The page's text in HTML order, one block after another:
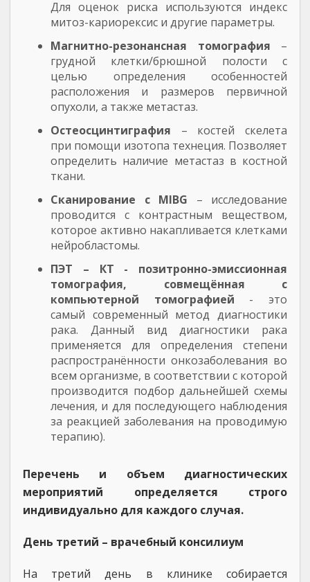
Для оценок риска используются индекс
митоз-кариорексис и другие параметры.
Магнитно-резонансная томография –
грудной клетки/брюшной полости с
целью определения особенностей
расположения и размеров первичной
опухоли, а также метастаз.
Остеосцинтиграфия – костей скелета
при помощи изотопа технеция. Позволяет
определить наличие метастаз в костной
ткани.
Сканирование с MIBG – исследование
проводится с контрастным веществом,
которое активно накапливается клетками
нейробластомы.
ПЭТ – КТ - позитронно-эмиссионная
томография, совмещённая с
компьютерной томографией - это
самый современный метод диагностики
рака. Данный вид диагностики рака
применяется для определения степени
распространённости онкозаболевания во
всем организме, в соответствии с которой
производится подбор дальнейшей схемы
лечения, и для последующего наблюдения
за реакцией заболевания на проводимую
терапию).
Перечень и объем диагностических
мероприятий определяется строго
индивидуально для каждого случая.
День третий – врачебный консилиум
На третий день в клинике собирается